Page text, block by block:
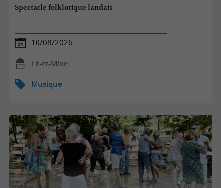
Spectacle folklorique landais
10/08/2026
Lit-et-Mixe
Musique